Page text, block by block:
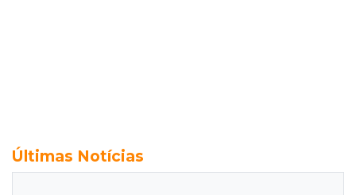
Últimas Notícias